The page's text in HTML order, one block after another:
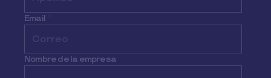
Email *
Nombre de la empresa